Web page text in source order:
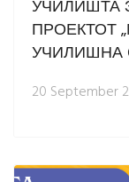
УЧИЛИШТА
ПРОЕКТОТ
УЧИЛИШНА
20 September